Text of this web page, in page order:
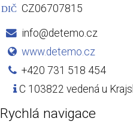
DIČ CZ06707815
info@detemo.cz
www.detemo.cz
+420 731 518 454
C 103822 vedená u
Rychlá navigace